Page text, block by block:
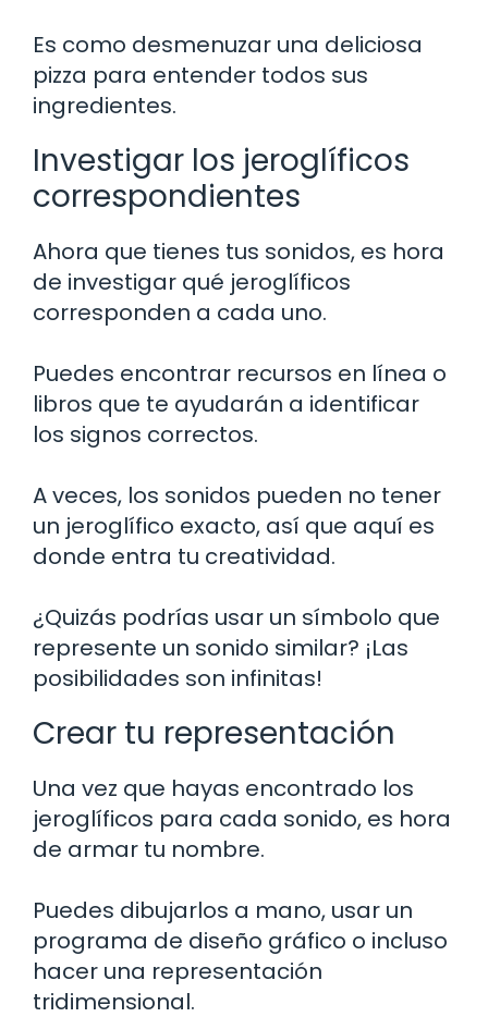
Es como desmenuzar una deliciosa
pizza para entender todos sus
ingredientes.
Investigar los jeroglíficos
correspondientes
Ahora que tienes tus sonidos, es hora
de investigar qué jeroglíficos
corresponden a cada uno.
Puedes encontrar recursos en línea o
libros que te ayudarán a identificar
los signos correctos.
A veces, los sonidos pueden no tener
un jeroglífico exacto, así que aquí es
donde entra tu creatividad.
¿Quizás podrías usar un símbolo que
represente un sonido similar? ¡Las
posibilidades son infinitas!
Crear tu representación
Una vez que hayas encontrado los
jeroglíficos para cada sonido, es hora
de armar tu nombre.
Puedes dibujarlos a mano, usar un
programa de diseño gráfico o incluso
hacer una representación
tridimensional.